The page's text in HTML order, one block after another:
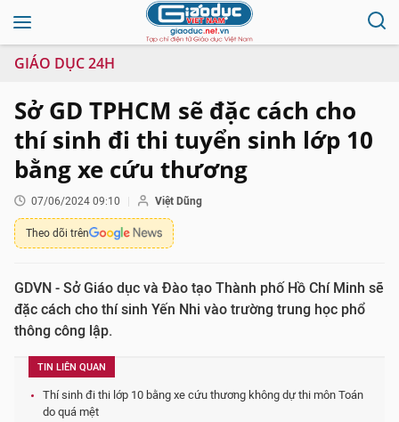
GIÁO DỤC 24H
Sở GD TPHCM sẽ đặc cách cho
thí sinh đi thi tuyển sinh lớp 10
bằng xe cứu thương
07/06/2024 09:10 Việt Dũng
Theo dõi trên
GDVN - Sở Giáo dục và Đào tạo Thành phố Hồ Chí Minh sẽ
đặc cách cho thí sinh Yến Nhi vào trường trung học phổ
thông công lập.
TIN LIÊN QUAN
Thí sinh đi thi lớp 10 bằng xe cứu thương không dự thi môn Toán
do quá mệt